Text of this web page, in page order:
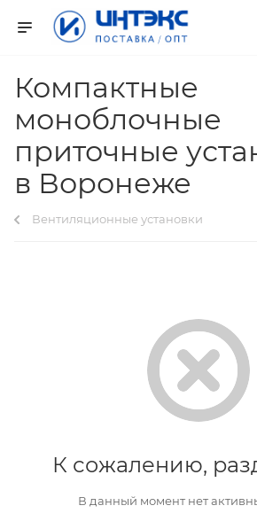
Компактные
моноблочные
приточные
в Воронеже
Вентиляционные установки
К сожалению,
В данный момент нет